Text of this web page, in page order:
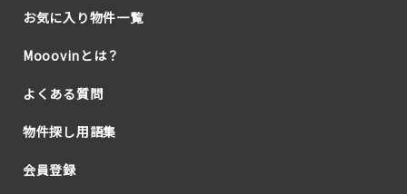
お気に入り物件一覧
Mooovinとは？
よくある質問
物件探し用語集
会員登録